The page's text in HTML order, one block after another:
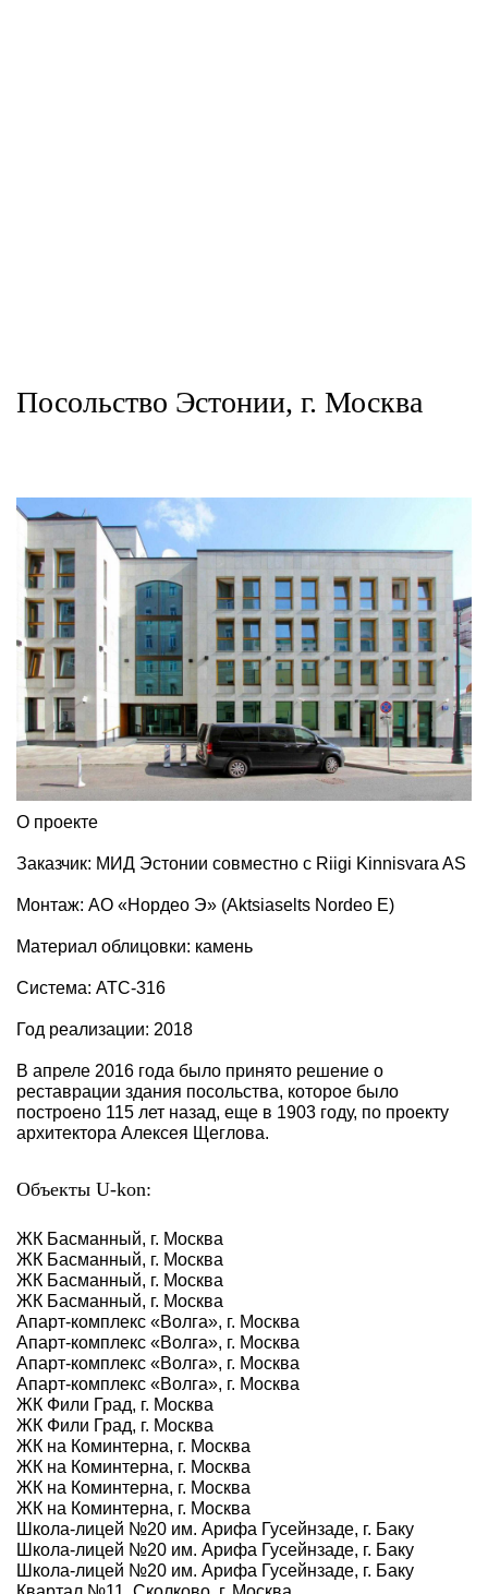
Посольство Эстонии, г. Москва
О проекте
Заказчик: МИД Эстонии совместно с Riigi Kinnisvara AS
Монтаж: АО «Нордео Э» (Aktsiaselts Nordeo E)
Материал облицовки: камень
Система: АТС-316
Год реализации: 2018
В апреле 2016 года было принято решение о
реставрации здания посольства, которое было
построено 115 лет назад, еще в 1903 году, по проекту
архитектора Алексея Щеглова.
Объекты U-kon:
ЖК Басманный, г. Москва
ЖК Басманный, г. Москва
ЖК Басманный, г. Москва
ЖК Басманный, г. Москва
Апарт-комплекс «Волга», г. Москва
Апарт-комплекс «Волга», г. Москва
Апарт-комплекс «Волга», г. Москва
Апарт-комплекс «Волга», г. Москва
ЖК Фили Град, г. Москва
ЖК Фили Град, г. Москва
ЖК на Коминтерна, г. Москва
ЖК на Коминтерна, г. Москва
ЖК на Коминтерна, г. Москва
ЖК на Коминтерна, г. Москва
Школа-лицей №20 им. Арифа Гусейнзаде, г. Баку
Школа-лицей №20 им. Арифа Гусейнзаде, г. Баку
Школа-лицей №20 им. Арифа Гусейнзаде, г. Баку